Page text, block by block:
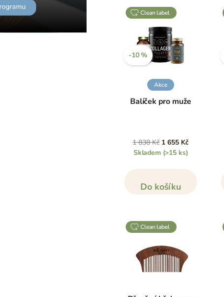
clean label
-10 %
Akce
Balíček pro muže
1 838 Kč 1 655 Kč
Skladem (>15 ks)
Do košíku
clean label